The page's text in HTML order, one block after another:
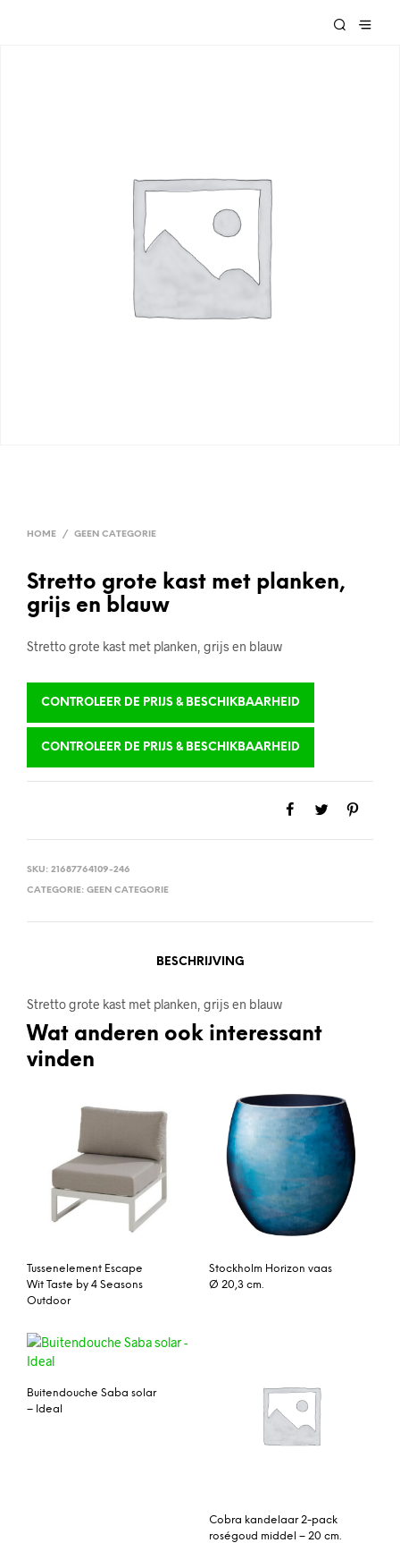
HOME / GEEN CATEGORIE
Stretto grote kast met planken,
grijs en blauw
Stretto grote kast met planken, grijs en blauw
CONTROLEER DE PRIJS & BESCHIKBAARHEID
CONTROLEER DE PRIJS & BESCHIKBAARHEID
SKU: 21687764109-246
CATEGORIE: GEEN CATEGORIE
BESCHRIJVING
Stretto grote kast met planken, grijs en blauw
Wat anderen ook interessant
vinden
Tussenelement Escape
Wit Taste by 4 Seasons
Outdoor
Stockholm Horizon vaas
Ø 20,3 cm.
Buitendouche Saba solar
– Ideal
Cobra kandelaar 2-pack
roségoud middel – 20 cm.